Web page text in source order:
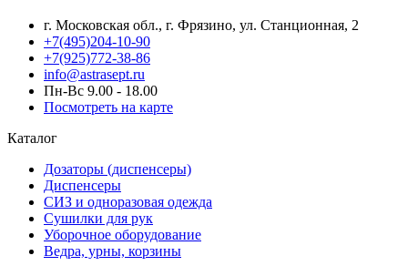
г. Московская обл., г. Фрязино, ул. Станционная, 2
+7(495)204-10-90
+7(925)772-38-86
info@astrasept.ru
Пн-Вс 9.00 - 18.00
Посмотреть на карте
Каталог
Дозаторы (диспенсеры)
Диспенсеры
СИЗ и одноразовая одежда
Сушилки для рук
Уборочное оборудование
Ведра, урны, корзины